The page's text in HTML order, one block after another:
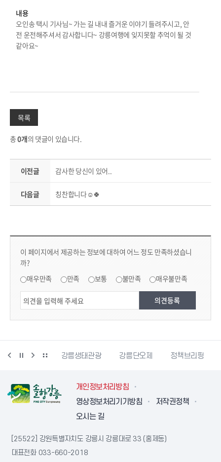
내용
오인송 택시 기사님~ 가는 길 내내 즐거운 이야기 들려주시고, 안
전 운전해주셔서 감사합니다~ 강릉여행에 잊지못할 추억이 될 것
같아요~
목록
총0개의 댓글이 있습니다.
이전글 감사한 당신이 있어..
다음글 칭찬합니다☺️🍀
컨텐츠 만족도 조사
이 페이지에서 제공하는 정보에 대하여 어느 정도 만족하셨습니
까?
매우만족 만족 보통 불만족 매우불만족
동물사랑센터 강릉생태관광 강릉단오제 정책브리핑
개인정보처리방침
영상정보처리기기방침
저작권정책
오시는 길
[25522] 강원특별자치도 강릉시 강릉대로 33 (홍제동)
대표전화 033-660-2018